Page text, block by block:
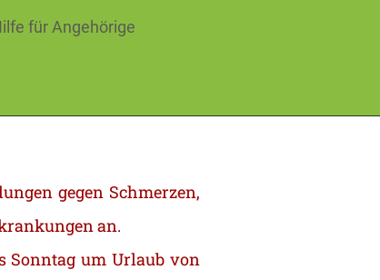
für Angehörige
gegen Schmerzen,
an.
Sonntag um Urlaub von